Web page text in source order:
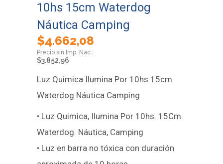
10hs 15cm Waterdog
Náutica Camping
$4.662,08
$3.852,96
Luz Quimica Ilumina Por 10hs 15cm
Waterdog Náutica Camping
• Luz Quimica, Ilumina Por 10hs. 15Cm
Waterdog. Náutica, Camping
• Luz en barra no tóxica con duración